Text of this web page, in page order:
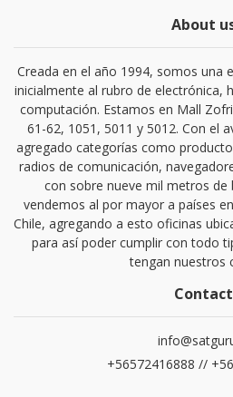
About
Creada en el año 1994, somos una
inicialmente al rubro de electrónica,
computación. Estamos en Mall
61-62, 1051, 5011 y 5012. Con el
agregado categorías como
radios de comunicación,
con sobre nueve mil metros de
vendemos al por mayor a países
Chile, agregando a esto oficinas
para así poder cumplir con todo
tengan nuestros
Contact
+56572416888 //